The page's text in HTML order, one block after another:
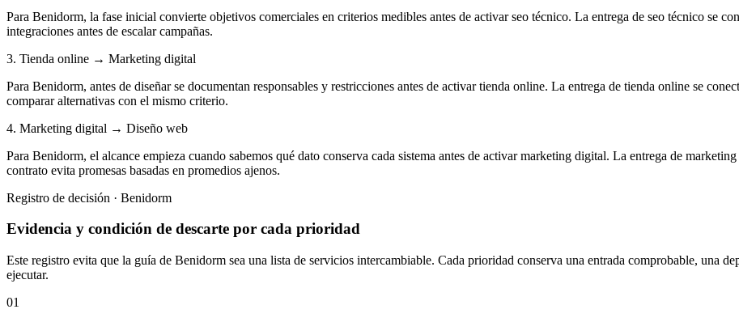
Para Benidorm, la fase inicial convierte objetivos comerciales en criterios medibles antes de activar seo técnico. La entrega de seo técnico se
integraciones antes de escalar campañas.
3. Tienda online → Marketing digital
Para Benidorm, antes de diseñar se documentan responsables y restricciones antes de activar tienda online. La entrega de tienda online se
comparar alternativas con el mismo criterio.
4. Marketing digital → Diseño web
Para Benidorm, el alcance empieza cuando sabemos qué dato conserva cada sistema antes de activar marketing digital. La entrega de
contrato evita promesas basadas en promedios ajenos.
Registro de decisión · Benidorm
Evidencia y condición de descarte por cada prioridad
Este registro evita que la guía de Benidorm sea una lista de servicios intercambiable. Cada prioridad conserva una entrada comprobable, una
ejecutar.
01